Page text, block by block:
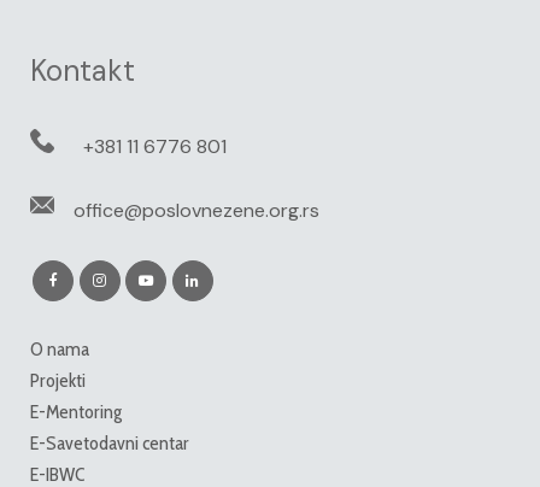
Kontakt
+381 11 6776 801
office@poslovnezene.org.rs
O nama
Projekti
E-Mentoring
E-Savetodavni centar
E-IBWC